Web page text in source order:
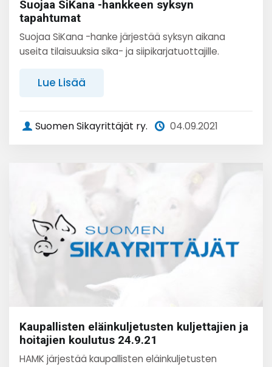
Suojaa SiKana -hankkeen syksyn
tapahtumat
Suojaa SiKana -hanke järjestää syksyn aikana
useita tilaisuuksia sika- ja siipikarjatuottajille.
Lue Lisää
Suomen Sikayrittäjät ry. 04.09.2021
Kaupallisten eläinkuljetusten kuljettajien ja
hoitajien koulutus 24.9.21
HAMK järjestää kaupallisten eläinkuljetusten